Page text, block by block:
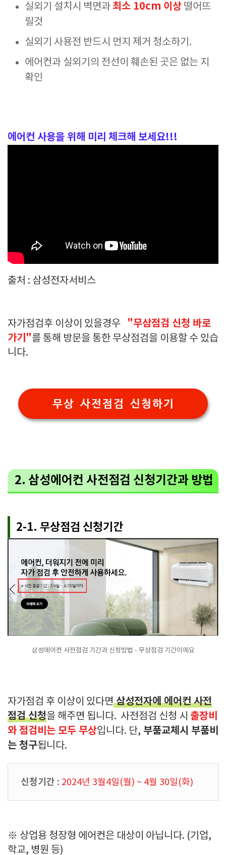
실외기 설치시 벽면과 최소 10cm 이상 떨어뜨
릴것
실외기 사용전 반드시 먼지 제거 청소하기.
에어컨과 실외기의 전선이 훼손된 곳은 없는 지
확인
에어컨 사용을 위해 미리 체크해 보세요!!!
출처 : 삼성전자서비스
자가점검후 이상이 있을경우
"무삼점검 신청 바로
가기"를 통해 방문을 통한 무상점검을 이용할 수 있습
니다.
무상 사전점검 신청하기
2. 삼성에어컨 사전점검 신청기간과 방법
2-1. 무상점검 신청기간
삼성에어컨 사전점검 기간과 신청방법 - 무상점검 기간이에요
자가점검 후 이상이 있다면삼성전자에 에어컨 사전
점검 신청을 해주면 됩니다. 사전점검 신청 시 출장비
와 점검비는 모두 무상입니다. 단, 부품교체시 부품비
는 청구됩니다.
신청기간 : 2024년 3월4일(월) ~ 4월 30일(화)
※ 상업용 청장형 에어컨은 대상이 아닙니다. (기업,
학교, 병원 등)